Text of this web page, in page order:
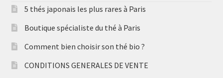
5 thés japonais les plus rares à Paris
Boutique spécialiste du thé à Paris
Comment bien choisir son thé bio ?
CONDITIONS GENERALES DE VENTE